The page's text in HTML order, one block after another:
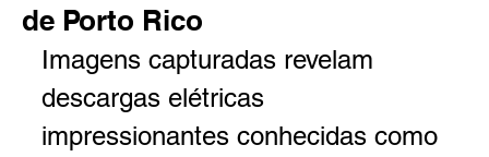
de Porto Rico
Imagens capturadas revelam
descargas elétricas
impressionantes conhecidas como